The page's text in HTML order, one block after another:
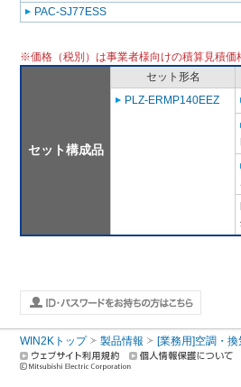
PAC-SJ77ESS
※価格（税別）は事業者様向けの積算見積
セット構成品
セット形名
PLZ-ERMP140EEZ
WIN2Kトップ 製品情報 [業務用]空調・換